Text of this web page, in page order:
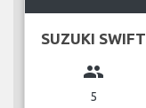
SUZUKI SWIFT
group
5